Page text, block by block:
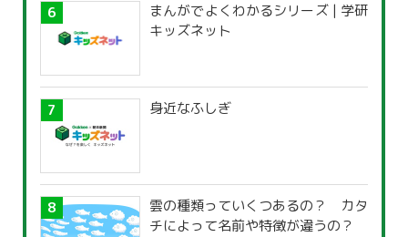
まんがでよくわかるシリーズ | 学研
キッズネット
身近なふしぎ
雲の種類っていくつあるの？ カタ
チによって名前や特徴が違うの？